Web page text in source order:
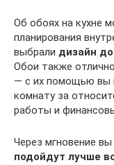
Об обоях на кухне
планирования
выбрали дизайн
Обои также
— с их помощью вы
комнату за
работы и
Через мгновение вы
подойдут лучше